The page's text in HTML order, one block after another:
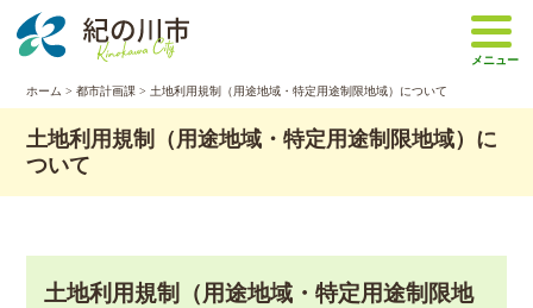
メニュー
ホーム >都市計画課 > 土地利用規制（用途地域・特定用途制限地域）について
土地利用規制（用途地域・特定用途制限地域）に
ついて
土地利用規制（用途地域・特定用途制限地